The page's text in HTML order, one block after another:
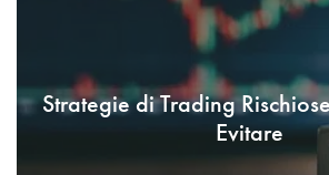
Strategie di Trading
Evitare